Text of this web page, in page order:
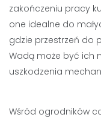
zakończeniu pracy
one idealne do
gdzie przestrzeń do
Wadą może być ich
uszkodzenia
Wśród ogrodników